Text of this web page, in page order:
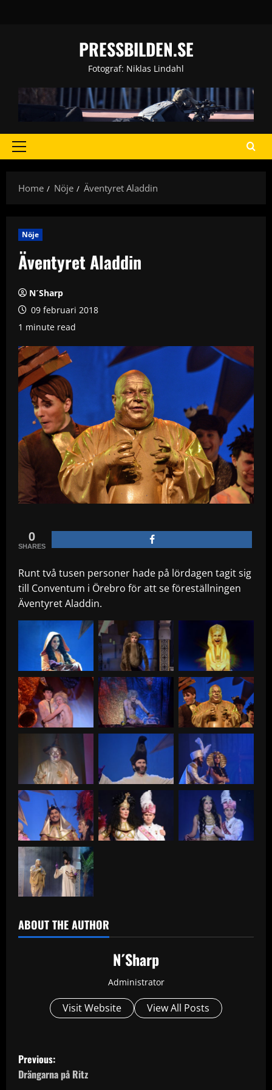
PRESSBILDEN.SE
Fotograf: Niklas Lindahl
Primary
Home
Nöje Äventyret Aladdin
Nöje
Äventyret Aladdin
N´Sharp
09 februari 2018
1 minute read
0
SHARES
Runt två tusen personer hade på lördagen tagit sig
till Conventum i Örebro för att se föreställningen
Äventyret Aladdin.
ABOUT THE AUTHOR
N´Sharp
Administrator
Visit Website View All Posts
P
o
Previous:
Drängarna på Ritz